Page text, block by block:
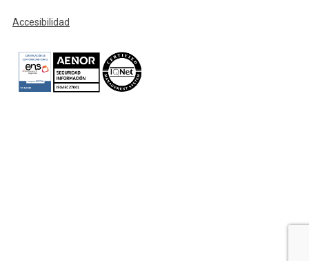
Accesibilidad